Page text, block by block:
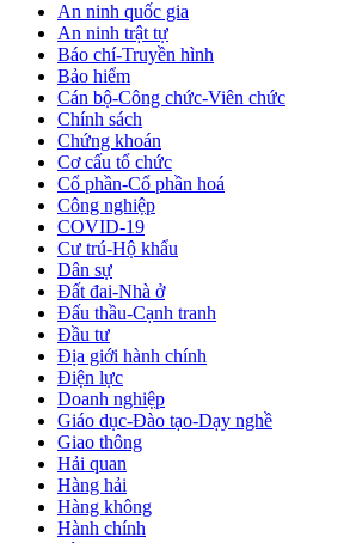
An ninh quốc gia
An ninh trật tự
Báo chí-Truyền hình
Bảo hiểm
Cán bộ-Công chức-Viên chức
Chính sách
Chứng khoán
Cơ cấu tổ chức
Cổ phần-Cổ phần hoá
Công nghiệp
COVID-19
Cư trú-Hộ khẩu
Dân sự
Đất đai-Nhà ở
Đấu thầu-Cạnh tranh
Đầu tư
Địa giới hành chính
Điện lực
Doanh nghiệp
Giáo dục-Đào tạo-Dạy nghề
Giao thông
Hải quan
Hàng hải
Hàng không
Hành chính